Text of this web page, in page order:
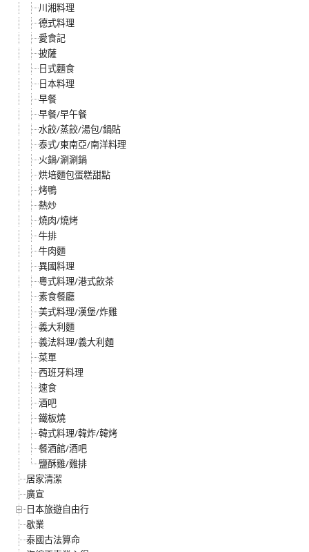
川湘料理
德式料理
愛食記
披薩
日式麵食
日本料理
早餐
早餐/早午餐
水餃/蒸餃/湯包/鍋貼
泰式/東南亞/南洋料理
火鍋/涮涮鍋
烘培麵包蛋糕甜點
烤鴨
熱炒
燒肉/燒烤
牛排
牛肉麵
異國料理
粵式料理/港式飲茶
素食餐廳
美式料理/漢堡/炸雞
義大利麵
義法料理/義大利麵
菜單
西班牙料理
速食
酒吧
鐵板燒
韓式料理/韓炸/韓烤
餐酒館/酒吧
鹽酥雞/雞排
居家清潔
廣宣
日本旅遊自由行
歇業
泰國古法算命